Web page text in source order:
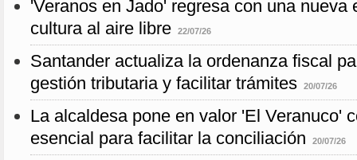
'Veranos en Jado' regresa con una nueva
cultura al aire libre
22/07/26
Santander actualiza la ordenanza fiscal
gestión tributaria y facilitar trámites
20/07/26
La alcaldesa pone en valor 'El Veranuco'
esencial para facilitar la conciliación
20/07/26